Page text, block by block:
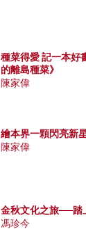
種菜得愛 記一本好
的離島種菜》
陳家偉
繪本界一顆閃亮新
陳家偉
金秋文化之旅──踏
馮珍今